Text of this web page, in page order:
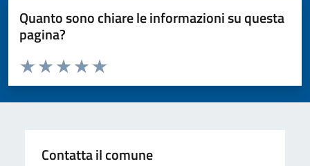
Quanto sono chiare le informazioni su questa
pagina?
Valuta da 1 a 5 stelle la pagina
Valuta 5 stelle su 5
Valuta 4 stelle su 5
Valuta 3 stelle su 5
Valuta 2 stelle su 5
Valuta 1 stelle su 5
Contatta il comune